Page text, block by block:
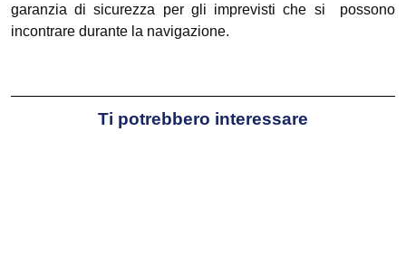
garanzia di sicurezza per gli imprevisti che si possono
incontrare durante la navigazione.
Ti potrebbero interessare